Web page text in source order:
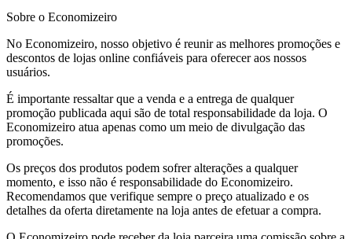
Sobre o Economizeiro
No Economizeiro, nosso objetivo é reunir as melhores promoções e
descontos de lojas online confiáveis para oferecer aos nossos
usuários.
É importante ressaltar que a venda e a entrega de qualquer
promoção publicada aqui são de total responsabilidade da loja. O
Economizeiro atua apenas como um meio de divulgação das
promoções.
Os preços dos produtos podem sofrer alterações a qualquer
momento, e isso não é responsabilidade do Economizeiro.
Recomendamos que verifique sempre o preço atualizado e os
detalhes da oferta diretamente na loja antes de efetuar a compra.